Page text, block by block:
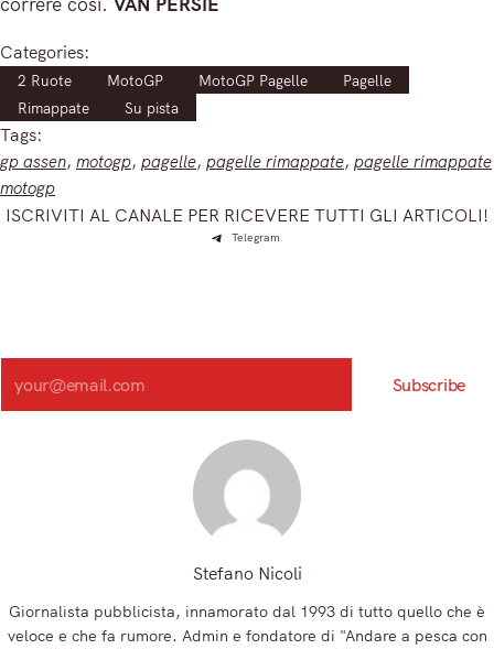
Categories:
2 Ruote MotoGP MotoGP Pagelle
Pagelle
Rimappate
Su pista
Tags:
gp assen, motogp, pagelle, pagelle rimappate, pagelle rimappate
motogp
ISCRIVITI AL CANALE PER RICEVERE TUTTI GLI ARTICOLI!
Telegram
Search
Subscribe
Stefano Nicoli
Giornalista pubblicista, innamorato dal 1993 di tutto quello che è
veloce e che fa rumore. Admin e fondatore di "Andare a pesca con